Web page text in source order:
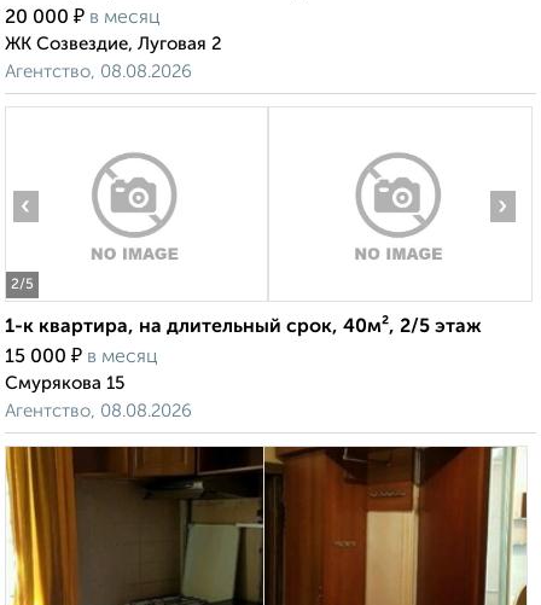
20 000 ₽ в месяц
ЖК Созвездие, Луговая 2
Агентство, 08.08.2026
2/5
‹ ›
1-к квартира, на длительный срок, 40м², 2/5 этаж
15 000 ₽ в месяц
Смурякова 15
Агентство, 08.08.2026